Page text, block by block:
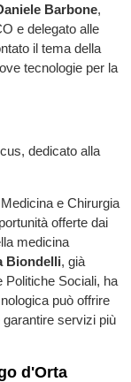
Barbone,
e delegato alle
il tema della
tecnologie per la
dedicato alla
e Chirurgia
offerte dai
medicina
Biondelli, già
Politiche Sociali, ha
può offrire
servizi più
d'Orta